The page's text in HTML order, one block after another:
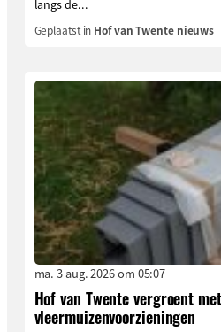
langs de...
Geplaatst in Hof van Twente nieuws
ma. 3 aug. 2026 om 05:07
Hof van Twente vergroent
vleermuizenvoorzieningen